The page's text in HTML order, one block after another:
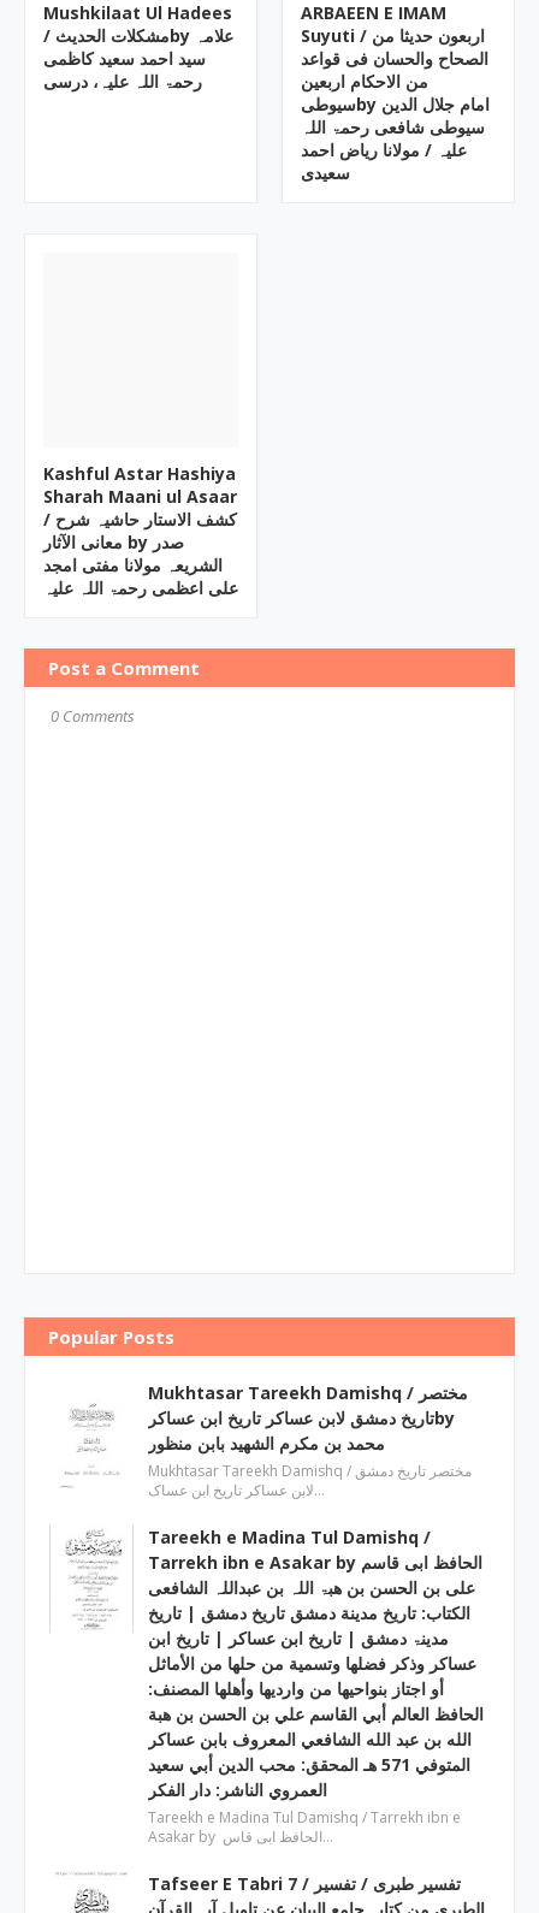
Mushkilaat Ul Hadees
/ مشکلات الحدیثby علامہ
سید احمد سعید کاظمی
رحمۃ اللہ علیہ، درسی
ARBAEEN E IMAM
Suyuti ‎/ اربعون حدیثا من
الصحاح والحسان فی قواعد
من الاحکام اربعین
سیوطیby ‎امام جلال الدین
سیوطی شافعی رحمۃ اللہ
علیہ / مولانا ریاض احمد
سعیدی
Kashful Astar Hashiya
Sharah Maani ul Asaar
/ کشف الاستار حاشیہ شرح
معانی الآثار by صدر
الشریعہ مولانا مفتی امجد
علی اعظمی رحمۃ اللہ علیہ
Post a Comment
0 Comments
Popular Posts
Mukhtasar Tareekh Damishq ‎/ مختصر
تاریخ دمشق لابن عساکر تاریخ ابن عساکرby
‎محمد بن مکرم الشھید بابن منظور
Mukhtasar Tareekh Damishq ‎/ مختصر تاریخ دمشق
لابن عساکر تاریخ ابن عساک…
Tareekh e Madina Tul Damishq /
Tarrekh ibn e Asakar by الحافظ ابی قاسم
علی بن الحسن بن ھبۃ اللہ بن عبداللہ الشافعی
الكتاب: تاريخ مدينة دمشق تاريخ دمشق | تاریخ
مدینۃ دمشق | تاریخ ابن عساکر | تاريخ ابن
عساكر وذكر فضلها وتسمية من حلها من الأماثل
أو اجتاز بنواحيها من وارديها وأهلها المصنف:
الحافظ العالم أبي القاسم علي بن الحسن بن هبة
الله بن عبد الله الشافعي المعروف بابن عساكر
المتوفي 571 هـ المحقق: محب الدين أبي سعيد
العمروي الناشر: دار الفكر
Tareekh e Madina Tul Damishq / Tarrekh ibn e
Asakar by الحافظ ابی قاس…
Tafseer E Tabri 7 / تفسیر طبری / تفسیر